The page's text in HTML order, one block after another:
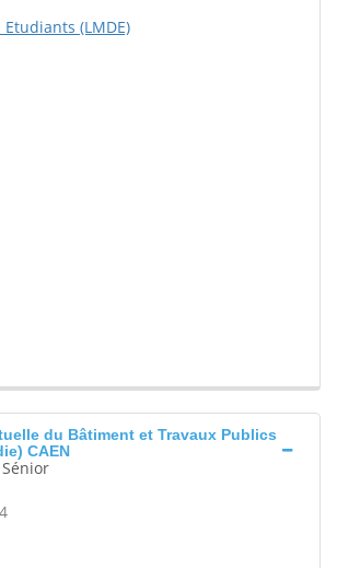
(LMDE)
du Bâtiment et Travaux Publics
CAEN